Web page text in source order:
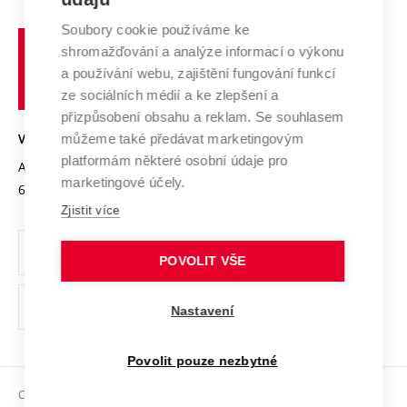
Systém zajišťování kvality výzkumu
Výzkumné infrastruktury
Transfer znalostí
Open Science
Projekty
Projekty ze strukturálních fondů
Specifický výzkum
Spolupráce se školami
Služby univerzity
Mezinárodní dohody
Univerzitní sítě
Profil univerzity
Udržitelná univerzita
Podnikavá univerzita / ContriBUTe
Bezpečná univerzita
Vyznamenání
Organizační struktura
Ochrana osobních údajů
odkaz)
Sociální bezpečí
učení
technické
VYSOKÉ UČENÍ TECHNICKÉ V BRNĚ
Antonínská 548/1
602 00 Brno
www.vut.cz
vut@vutbr.cz
Copyright © 2026 VUT
Soubory cookie používáme ke
shromažďování a analýze informací o výkonu
a používání webu, zajištění fungování funkcí
ze sociálních médií a ke zlepšení a
přizpůsobení obsahu a reklam. Se souhlasem
můžeme také předávat marketingovým
platformám některé osobní údaje pro
marketingové účely.
Zjistit více
POVOLIT VŠE
Nastavení
Povolit pouze nezbytné